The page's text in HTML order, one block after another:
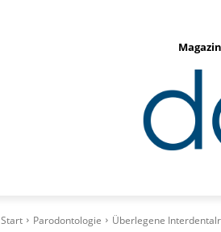
Start Parodontologie Überlegene